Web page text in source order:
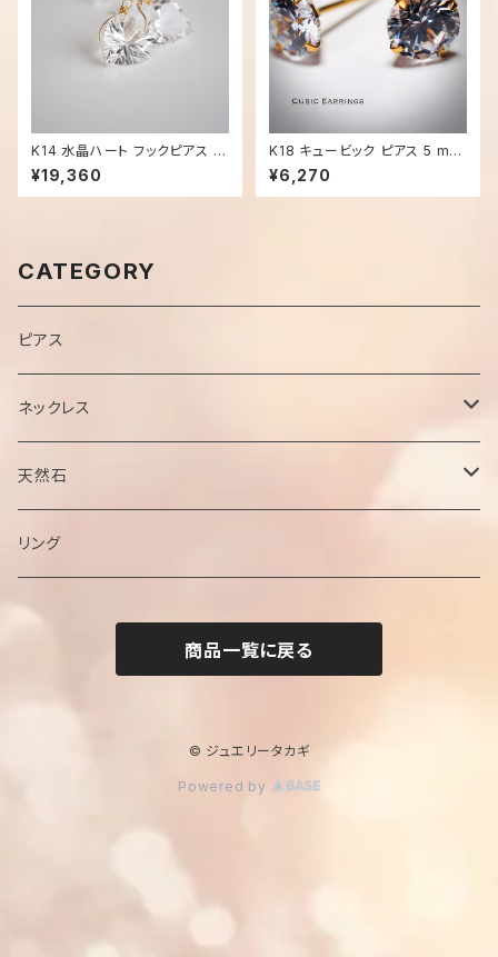
K14 水晶ハート フックピアス -
2968
¥19,360
K18 キュービック ピアス 5 mm
- 2569
¥6,270
CATEGORY
ピアス
ネックレス
チェーン
ペンダントトップ
天然石
ブラックオパール
サファイア
リング
商品一覧に戻る
© ジュエリータカギ
Powered by